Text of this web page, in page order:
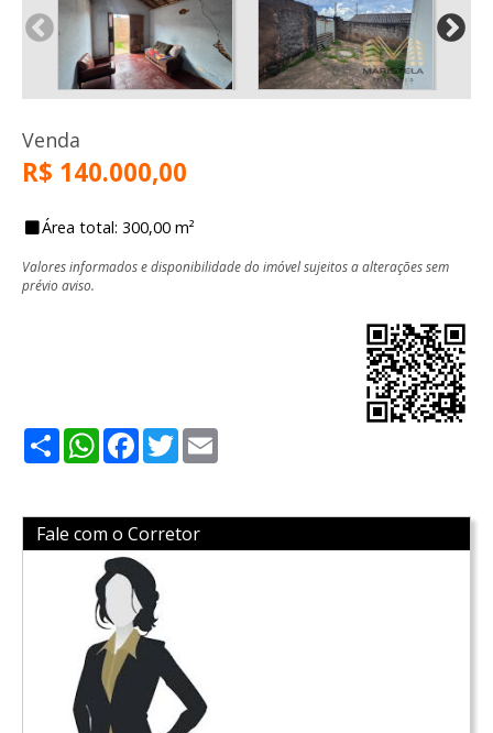
Venda
R$ 140.000,00
Área total: 300,00 m²
Valores informados e disponibilidade do imóvel sujeitos a alterações sem
prévio aviso.
ShareWhatsApp
Facebook
Twitter
Fale com o Corretor